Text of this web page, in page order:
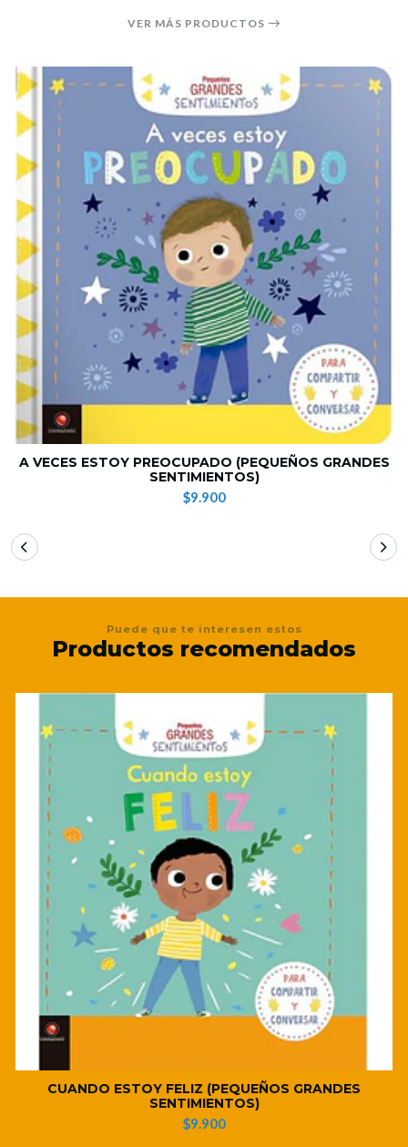
VER MÁS PRODUCTOS
A VECES ESTOY PREOCUPADO (PEQUEÑOS GRANDES
SENTIMIENTOS)
$9.900
Puede que te interesen estos
Productos recomendados
CUANDO ESTOY FELIZ (PEQUEÑOS GRANDES
SENTIMIENTOS)
$9.900